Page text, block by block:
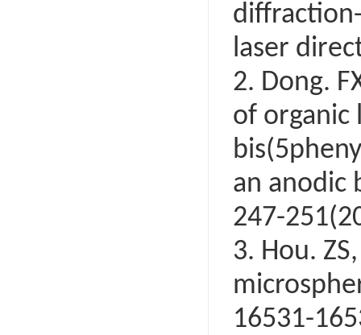
laser
2. Dong.
of organic
an anodic
247-
3. Hou.
16531-